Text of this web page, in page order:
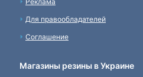
Для правообладателей
Соглашение
Магазины резины в Украине